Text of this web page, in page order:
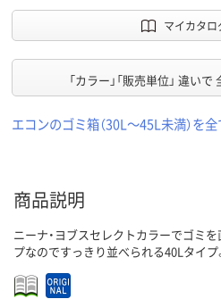
マイカタロ
「カラー」「販売単位」 違いで
エコンのゴミ箱（30L～45L未満）を
商品説明
ニーナ・ヨブスセレクトカラーでゴミ
プなのですっきり並べられる40Lタイプ